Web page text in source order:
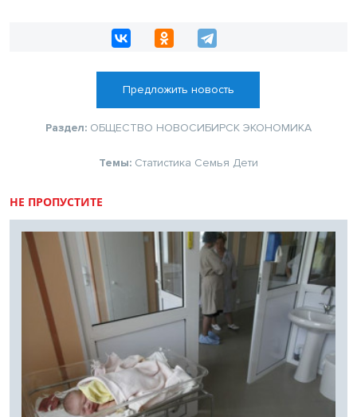
Предложить новость
Раздел: ОБЩЕСТВО НОВОСИБИРСК ЭКОНОМИКА
Темы: Статистика Семья Дети
НЕ ПРОПУСТИТЕ